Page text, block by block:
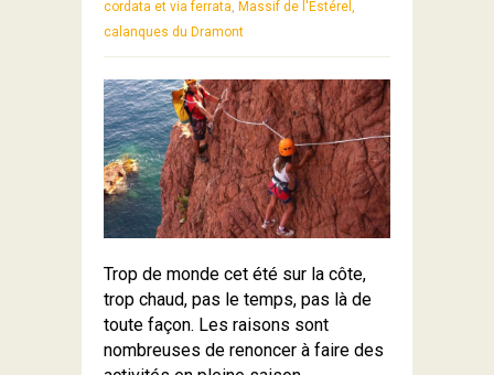
cordata et via ferrata, Massif de l'Estérel,
calanques du Dramont
Trop de monde cet été sur la côte,
trop chaud, pas le temps, pas là de
toute façon. Les raisons sont
nombreuses de renoncer à faire des